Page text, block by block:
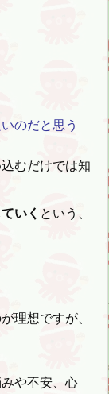
のだと思う
むだけでは知
いく という、
理想ですが、
や不安、心